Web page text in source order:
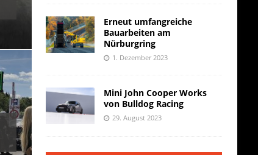
Erneut umfangreiche
Bauarbeiten am
Nürburgring
1. Dezember 2023
Mini John Cooper Works
von Bulldog Racing
29. August 2023